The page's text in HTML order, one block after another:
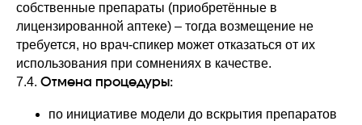
собственные препараты (приобретённые в
лицензированной аптеке) – тогда возмещение не
требуется, но врач-спикер может отказаться от их
использования при сомнениях в качестве.
7.4. Отмена процедуры:
по инициативе модели до вскрытия препаратов